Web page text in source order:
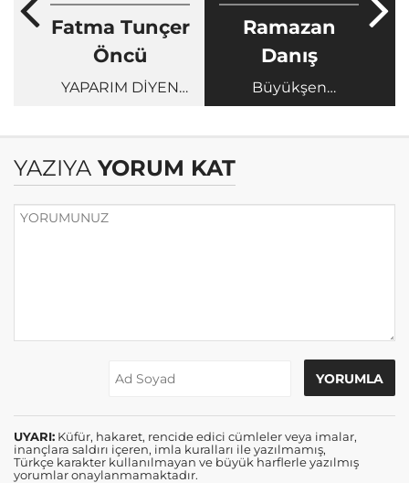
Fatma Tunçer
Öncü
YAPARIM DİYEN
Ramazan
Danış
Büyükşen
cinayetinin perde
YAZIYA YORUM KAT
UYARI: Küfür, hakaret, rencide edici cümleler veya imalar,
inançlara saldırı içeren, imla kuralları ile yazılmamış,
Türkçe karakter kullanılmayan ve büyük harflerle yazılmış
yorumlar onaylanmamaktadır.